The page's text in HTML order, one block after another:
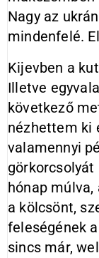
Nagy az
mindenfelé.
Kijevben a
Illetve
következő
nézhettem ki
valamennyi
görkorcsolyát
hónap
a kölcsönt,
feleségének
sincs már,